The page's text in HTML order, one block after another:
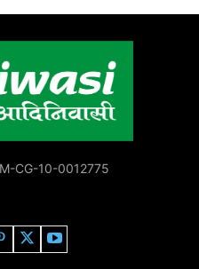
CG-10-0012775